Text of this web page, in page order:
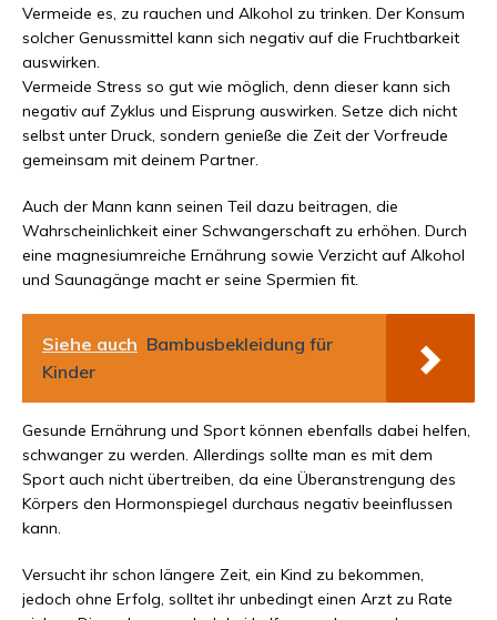
Vermeide es, zu rauchen und Alkohol zu trinken. Der Konsum
solcher Genussmittel kann sich negativ auf die Fruchtbarkeit
auswirken.
Vermeide Stress so gut wie möglich, denn dieser kann sich
negativ auf Zyklus und Eisprung auswirken. Setze dich nicht
selbst unter Druck, sondern genieße die Zeit der Vorfreude
gemeinsam mit deinem Partner.
Auch der Mann kann seinen Teil dazu beitragen, die
Wahrscheinlichkeit einer Schwangerschaft zu erhöhen. Durch
eine magnesiumreiche Ernährung sowie Verzicht auf Alkohol
und Saunagänge macht er seine Spermien fit.
Siehe auch Bambusbekleidung für
Kinder
Gesunde Ernährung und Sport können ebenfalls dabei helfen,
schwanger zu werden. Allerdings sollte man es mit dem
Sport auch nicht übertreiben, da eine Überanstrengung des
Körpers den Hormonspiegel durchaus negativ beeinflussen
kann.
Versucht ihr schon längere Zeit, ein Kind zu bekommen,
jedoch ohne Erfolg, solltet ihr unbedingt einen Arzt zu Rate